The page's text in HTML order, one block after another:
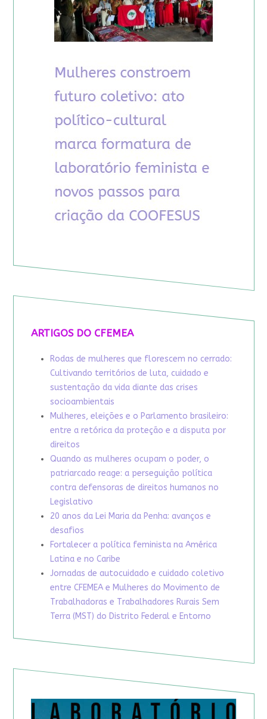
ARTIGOS DO CFEMEA
Rodas de mulheres que florescem no cerrado:
Cultivando territórios de luta, cuidado e
sustentação da vida diante das crises
socioambientais
Mulheres, eleições e o Parlamento brasileiro:
entre a retórica da proteção e a disputa por
direitos
Quando as mulheres ocupam o poder, o
patriarcado reage: a perseguição política
contra defensoras de direitos humanos no
Legislativo
20 anos da Lei Maria da Penha: avanços e
desafios
Fortalecer a política feminista na América
Latina e no Caribe
Jornadas de autocuidado e cuidado coletivo
entre CFEMEA e Mulheres do Movimento de
Trabalhadoras e Trabalhadores Rurais Sem
Terra (MST) do Distrito Federal e Entorno